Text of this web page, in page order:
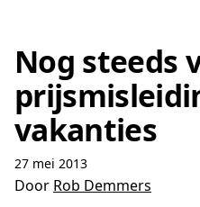
Nog steeds
vakanties
27 mei 2013
Door Rob Demmers